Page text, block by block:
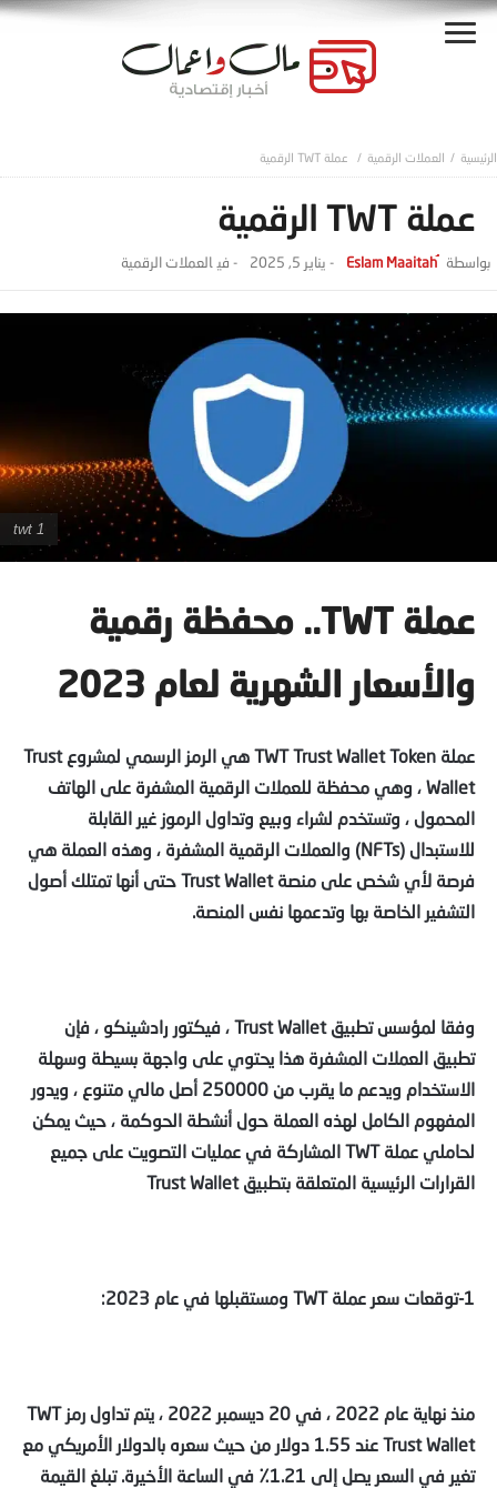
العملات الرقمية عملة TWT الرقمية
عملة TWT الرقمية
- يناير 5, 2025 - ‎في العملات الرقمية
twt 1
عملة TWT.. محفظة رقمية
والأسعار الشهرية لعام 2023
عملة TWT Trust Wallet Token هي الرمز الرسمي لمشروع Trust
Wallet ، وهي محفظة للعملات الرقمية المشفرة على الهاتف
المحمول ، وتستخدم لشراء وبيع وتداول الرموز غير القابلة
للاستبدال (NFTs) والعملات الرقمية المشفرة ، وهذه العملة هي
فرصة لأي شخص على منصة Trust Wallet حتى أنها تمتلك أصول
التشفير الخاصة بها وتدعمها نفس المنصة.
وفقا لمؤسس تطبيق Trust Wallet ، فيكتور رادشينكو ، فإن
تطبيق العملات المشفرة هذا يحتوي على واجهة بسيطة وسهلة
الاستخدام ويدعم ما يقرب من 250000 أصل مالي متنوع ، ويدور
المفهوم الكامل لهذه العملة حول أنشطة الحوكمة ، حيث يمكن
لحاملي عملة TWT المشاركة في عمليات التصويت على جميع
القرارات الرئيسية المتعلقة بتطبيق Trust Wallet
1-توقعات سعر عملة TWT ومستقبلها في عام 2023:
منذ نهاية عام 2022 ، في 20 ديسمبر 2022 ، يتم تداول رمز TWT
Trust Wallet عند 1.55 دولار من حيث سعره بالدولار الأمريكي مع
تغير في السعر يصل إلى 1.21٪ في الساعة الأخيرة. تبلغ القيمة